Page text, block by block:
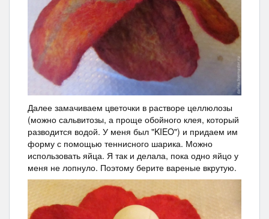
Далее замачиваем цветочки в растворе целлюлозы
(можно сальвитозы, а проще обойного клея, который
разводится водой. У меня был "KIEO") и придаем им
форму с помощью теннисного шарика. Можно
использовать яйца. Я так и делала, пока одно яйцо у
меня не лопнуло. Поэтому берите вареные вкрутую.